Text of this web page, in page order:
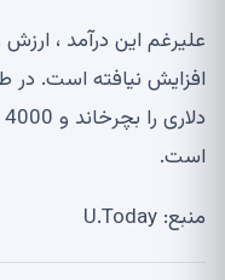
علیرغم این درآمد ،
افزایش نیافته است. در
است.
منبع: U.Today